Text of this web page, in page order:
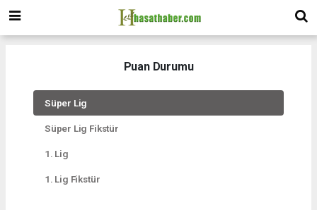
Puan Durumu
Süper Lig
Süper Lig Fikstür
1. Lig
1. Lig Fikstür